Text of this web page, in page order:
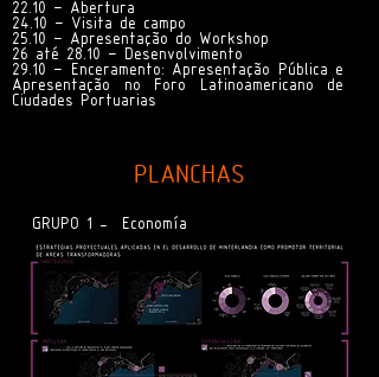
22.10 – Abertura
24.10 – Visita de campo
25.10 – Apresentação do Workshop
26 até 28.10 – Desenvolvimento
29.10 – Enceramento: Apresentação Pública e
Apresentação no Foro Latinoamericano de
Ciudades Portuarias
PLANCHAS
GRUPO 1 - Economía